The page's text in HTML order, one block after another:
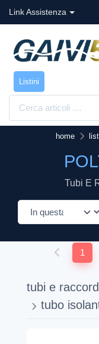
Link Assistenza
Listini
home
Tubi E
1
tubi e
tubo